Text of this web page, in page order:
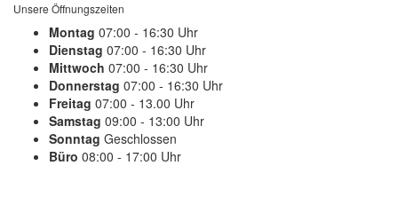
Unsere Öffnungszeiten
Montag 07:00 - 16:30 Uhr
Dienstag 07:00 - 16:30 Uhr
Mittwoch 07:00 - 16:30 Uhr
Donnerstag 07:00 - 16:30 Uhr
Freitag 07:00 - 13.00 Uhr
Samstag 09:00 - 13:00 Uhr
Sonntag Geschlossen
Büro 08:00 - 17:00 Uhr